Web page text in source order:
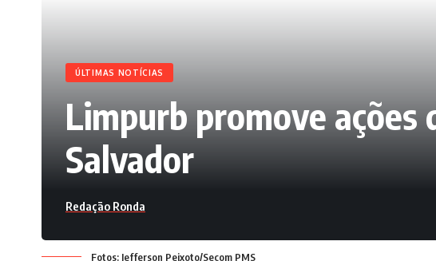
ÚLTIMAS NOTÍCIAS
Limpurb promove ações
Salvador
Redação Ronda
Fotos: Jefferson Peixoto/Secom PMS